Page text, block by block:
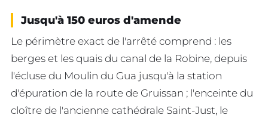
Jusqu'à 150 euros d'amende
Le périmètre exact de l'arrêté comprend : les
berges et les quais du canal de la Robine, depuis
l'écluse du Moulin du Gua jusqu'à la station
d'épuration de la route de Gruissan ; l'enceinte du
cloître de l'ancienne cathédrale Saint-Just, le